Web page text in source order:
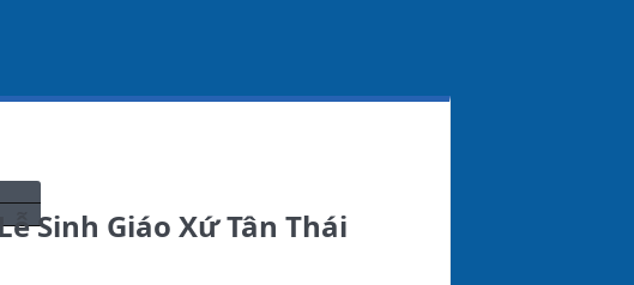
Sinh Giáo Xứ Tân Thái